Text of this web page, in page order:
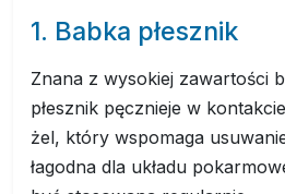
1. Babka płesznik
Znana z wysokiej zawartości
płesznik pęcznieje w
żel, który wspomaga
łagodna dla układu